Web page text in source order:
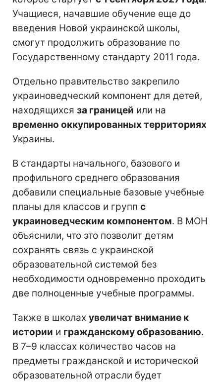
Учащиеся, начавшие обучение еще до
введения Новой украинской школы,
смогут продолжить образование по
Государственному стандарту 2011 года.
Отдельно правительство закрепило
украиноведческий компонент для детей,
находящихся за границей или на
временно оккупированных территориях
Украины.
В стандарты начального, базового и
профильного среднего образования
добавили специальные базовые учебные
планы для классов и групп с
украиноведческим компонентом. В МОН
объяснили, что это позволит детям
сохранять связь с украинской
образовательной системой без
необходимости одновременно проходить
две полноценные учебные программы.
Также в школах увеличат внимание к
истории и гражданскому образованию.
В 7–9 классах количество часов на
предметы гражданской и исторической
образовательной отрасли будет